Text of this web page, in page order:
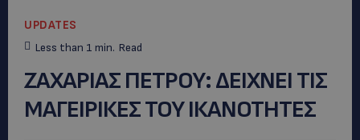
UPDATES
Less than 1 min. Read
ΖΑΧΑΡΙΑΣ ΠΕΤΡΟΥ: ΔΕΙΧΝΕΙ ΤΙΣ
ΜΑΓΕΙΡΙΚΕΣ ΤΟΥ ΙΚΑΝΟΤΗΤΕΣ